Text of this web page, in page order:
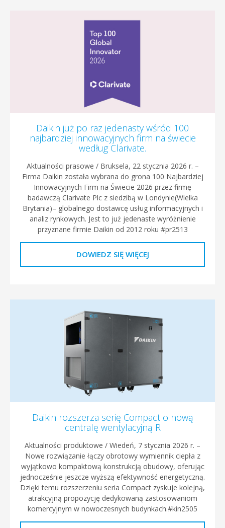
Daikin już po raz jedenasty wśród 100
najbardziej innowacyjnych firm na świecie
według Clarivate.
Aktualności prasowe / Bruksela, 22 stycznia 2026 r. –
Firma Daikin została wybrana do grona 100 Najbardziej
Innowacyjnych Firm na Świecie 2026 przez firmę
badawczą Clarivate Plc z siedzibą w Londynie(Wielka
Brytania)– globalnego dostawcę usług informacyjnych i
analiz rynkowych. Jest to już jedenaste wyróżnienie
przyznane firmie Daikin od 2012 roku #pr2513
DOWIEDZ SIĘ WIĘCEJ
Daikin rozszerza serię Compact o nową
centralę wentylacyjną R
Aktualności produktowe / Wiedeń, 7 stycznia 2026 r. –
Nowe rozwiązanie łączy obrotowy wymiennik ciepła z
wyjątkowo kompaktową konstrukcją obudowy, oferując
jednocześnie jeszcze wyższą efektywność energetyczną.
Dzięki temu rozszerzeniu seria Compact zyskuje kolejną,
atrakcyjną propozycję dedykowaną zastosowaniom
komercyjnym w nowoczesnych budynkach.#kin2505